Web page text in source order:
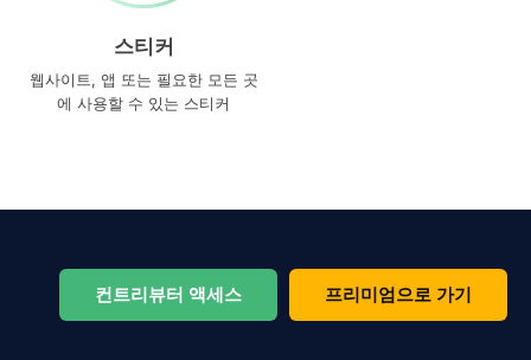
스티커
웹사이트, 앱 또는 필요한 모든 곳
에 사용할 수 있는 스티커
컨트리뷰터 액세스 프리미엄으로 가기